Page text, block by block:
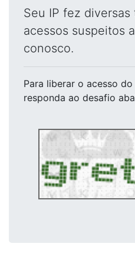
Seu IP fez
acessos suspeitos
conosco.
Para liberar o acesso do
responda ao desafio